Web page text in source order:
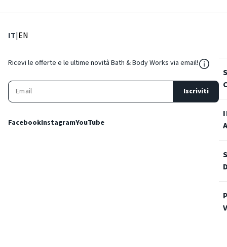
IT: Lingua corrente
|EN
Ricevi le offerte e le ultime novità Bath & Body Works via email!
Iscriviti
FacebookInstagramYouTube